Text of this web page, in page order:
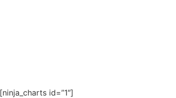
[ninja_charts id=”1″]